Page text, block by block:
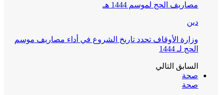
مصاريف الحج لموسم 1444 هـ
دين
وزارة الأوقاف تحدد تاريخ الشروع في أداء مصاريف موسم
الحج لـ 1444
السابق التالي
صحة
صحة